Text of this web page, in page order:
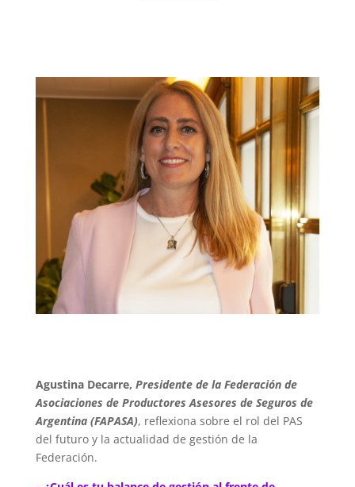
Agustina Decarre, Presidente de la Federación de
Asociaciones de Productores Asesores de Seguros de
Argentina (FAPASA), reflexiona sobre el rol del PAS
del futuro y la actualidad de gestión de la
Federación.